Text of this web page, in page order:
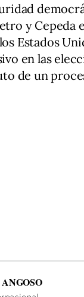
y Cepeda
Estados
en las
de un